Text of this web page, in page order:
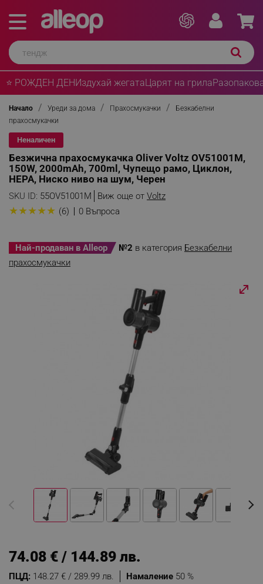
⭐ РОЖДЕН ДЕНИздухай жегатаЦарят на грила
Начало Уреди за дома Прахосмукачки
Безкабелни
прахосмукачки
Неналичен
Безжична прахосмукачка Oliver Voltz OV51001M,
150W, 2000mAh, 700ml, Чупещо рамо, Циклон,
HEPA, Ниско ниво на шум, Черен
SKU ID: 55OV51001M Виж още от Voltz
★★★★★ (6) 0 Въпроса
Най-продаван в Alleop №2 в категория Безкабелни
прахосмукачки
Намаление 50 %
ПЦД: 148.27 € / 289.99 лв.
74.08 € / 144.89 лв.